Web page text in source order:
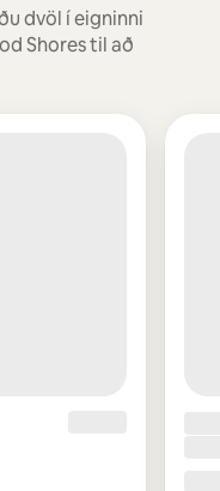
dvöl í eigninni
Shores til að